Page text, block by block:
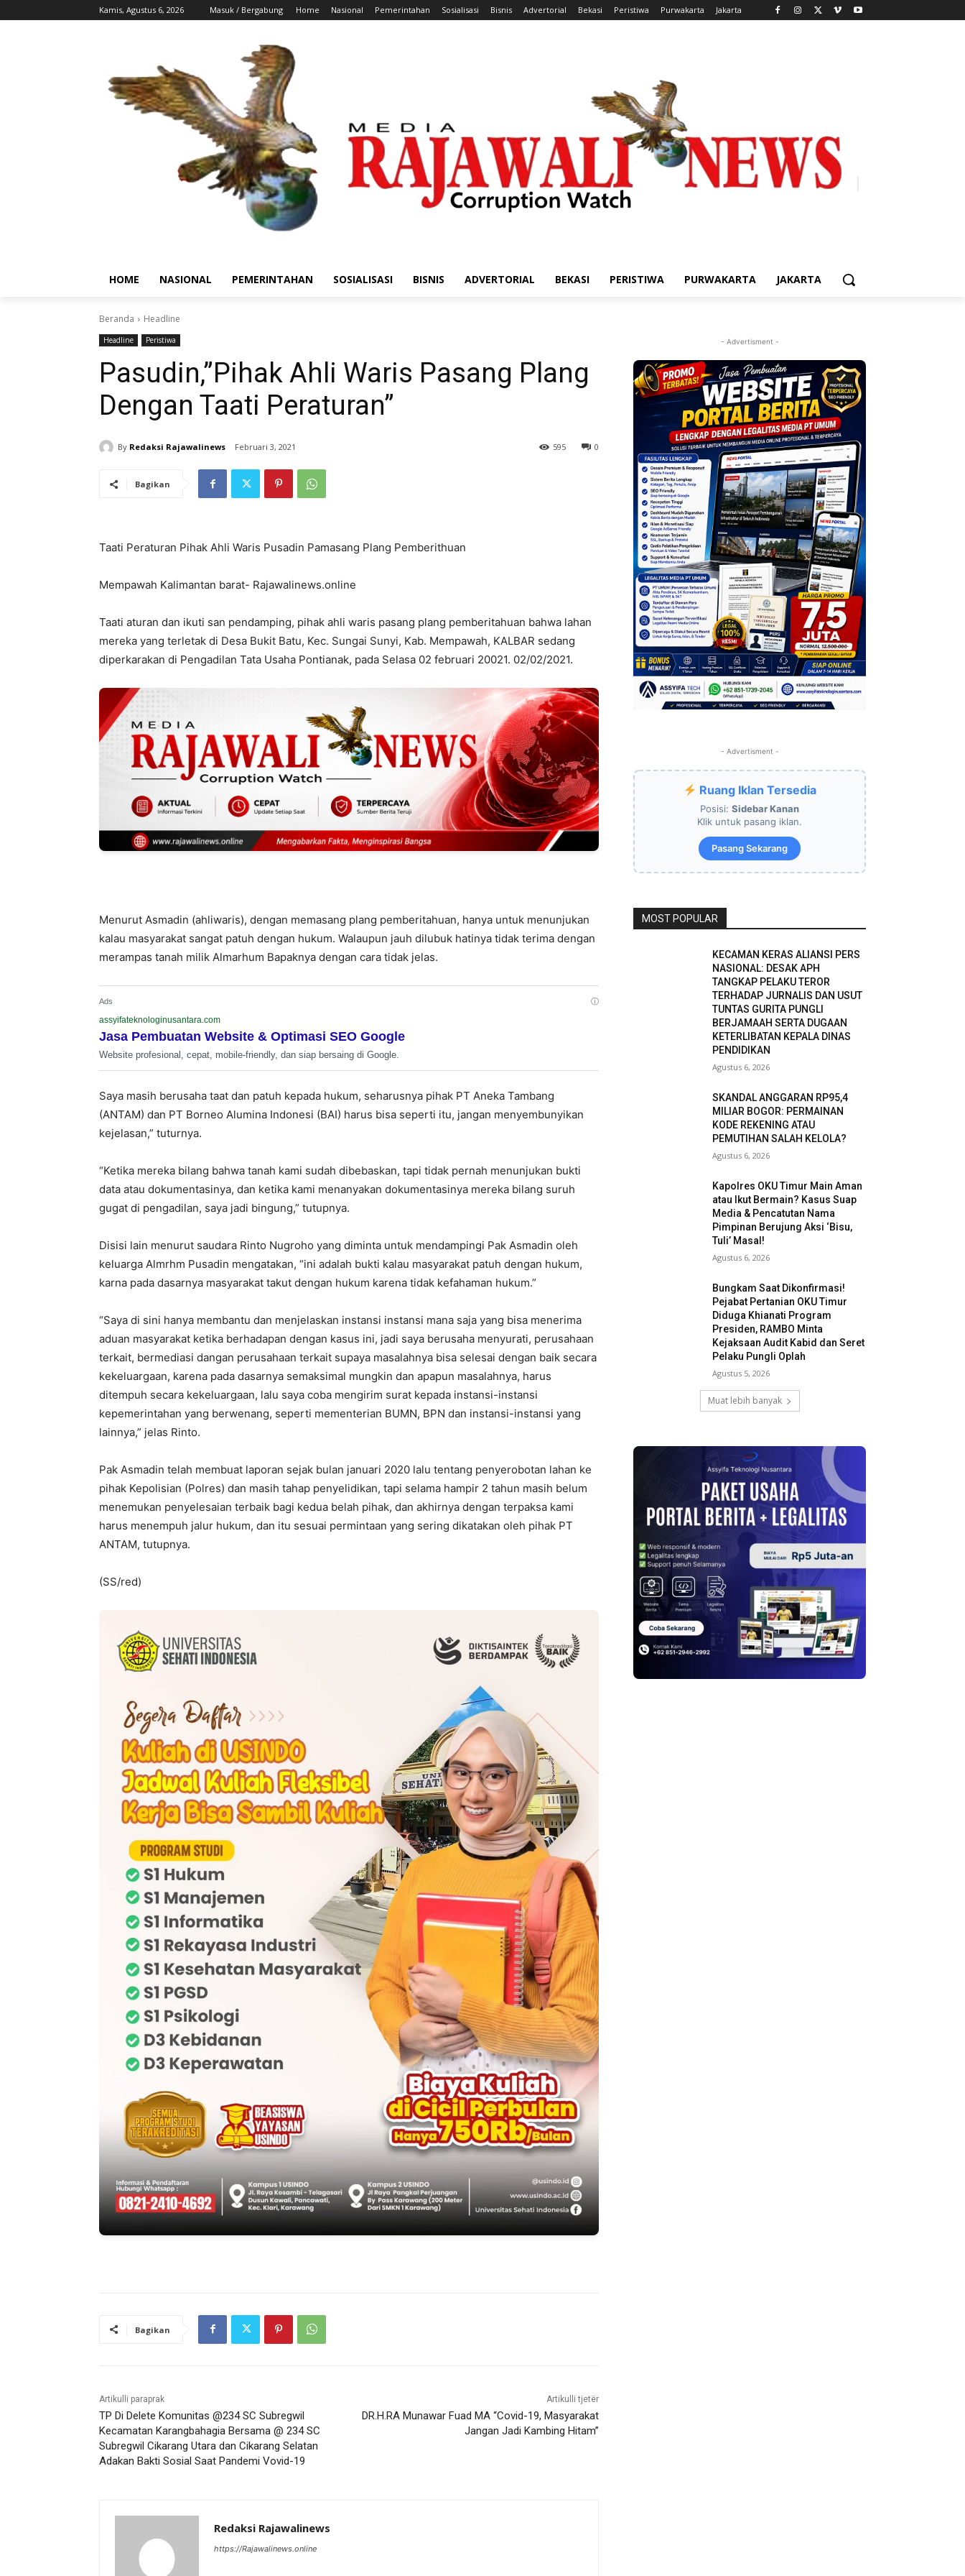
Kamis, Agustus 6, 2026 Masuk / Bergabung Home Nasional Pemerintahan Sosialisasi Bisnis Advertorial Bekasi Peristiwa Purwakarta Jakarta
HOME NASIONAL PEMERINTAHAN SOSIALISASI BISNIS ADVERTORIAL BEKASI PERISTIWA PURWAKARTA JAKARTA
Beranda Headline
Headline Peristiwa
Pasudin,”Pihak Ahli Waris Pasang Plang
Dengan Taati Peraturan”
By Redaksi Rajawalinews Februari 3, 2021 0
595
Bagikan
Taati Peraturan Pihak Ahli Waris Pusadin Pamasang Plang Pemberithuan
Mempawah Kalimantan barat- Rajawalinews.online
Taati aturan dan ikuti san pendamping, pihak ahli waris pasang plang pemberitahuan bahwa lahan
mereka yang terletak di Desa Bukit Batu, Kec. Sungai Sunyi, Kab. Mempawah, KALBAR sedang
diperkarakan di Pengadilan Tata Usaha Pontianak, pada Selasa 02 februari 20021. 02/02/2021.
Menurut Asmadin (ahliwaris), dengan memasang plang pemberitahuan, hanya untuk menunjukan
kalau masyarakat sangat patuh dengan hukum. Walaupun jauh dilubuk hatinya tidak terima dengan
merampas tanah milik Almarhum Bapaknya dengan cara tidak jelas.
Ads ⓘ
assyifateknologinusantara.com
Jasa Pembuatan Website & Optimasi SEO Google
Website profesional, cepat, mobile-friendly, dan siap bersaing di Google.
Saya masih berusaha taat dan patuh kepada hukum, seharusnya pihak PT Aneka Tambang
(ANTAM) dan PT Borneo Alumina Indonesi (BAI) harus bisa seperti itu, jangan menyembunyikan
kejelasan,” tuturnya.
“Ketika mereka bilang bahwa tanah kami sudah dibebaskan, tapi tidak pernah menunjukan bukti
data atau dokumentasinya, dan ketika kami menanyakan dokumentasinya mereka bilang suruh
gugat di pengadilan, saya jadi bingung,” tutupnya.
Disisi lain menurut saudara Rinto Nugroho yang diminta untuk mendampingi Pak Asmadin oleh
keluarga Almrhm Pusadin mengatakan, “ini adalah bukti kalau masyarakat patuh dengan hukum,
karna pada dasarnya masyarakat takut dengan hukum karena tidak kefahaman hukum.”
“Saya di sini hanya membantu dan menjelaskan instansi instansi mana saja yang bisa menerima
aduan masyarakat ketika berhadapan dengan kasus ini, jadi saya berusaha menyurati, perusahaan
terkait, bermediasi dangan perusahaan terkait supaya masalahnya bisa selesai dengan baik secara
kekeluargaan, karena pada dasarnya semaksimal mungkin dan apapun masalahnya, harus
ditempuh secara kekeluargaan, lalu saya coba mengirim surat kepada instansi-instansi
kepemerintahan yang berwenang, seperti mementerian BUMN, BPN dan instansi-instansi yang
lainnya,” jelas Rinto.
Pak Asmadin telah membuat laporan sejak bulan januari 2020 lalu tentang penyerobotan lahan ke
pihak Kepolisian (Polres) dan masih tahap penyelidikan, tapi selama hampir 2 tahun masih belum
menemukan penyelesaian terbaik bagi kedua belah pihak, dan akhirnya dengan terpaksa kami
harus menempuh jalur hukum, dan itu sesuai permintaan yang sering dikatakan oleh pihak PT
ANTAM, tutupnya.
(SS/red)
Bagikan
Artikulli paraprak
TP Di Delete Komunitas @234 SC Subregwil
Kecamatan Karangbahagia Bersama @ 234 SC
Subregwil Cikarang Utara dan Cikarang Selatan
Adakan Bakti Sosial Saat Pandemi Vovid-19
Artikulli tjetër
DR.H.RA Munawar Fuad MA “Covid-19, Masyarakat
Jangan Jadi Kambing Hitam”
Redaksi Rajawalinews
https://Rajawalinews.online
- Advertisment -
- Advertisment -
Ruang Iklan Tersedia
Posisi: Sidebar Kanan
Klik untuk pasang iklan.
Pasang Sekarang
MOST POPULAR
KECAMAN KERAS ALIANSI PERS
NASIONAL: DESAK APH
TANGKAP PELAKU TEROR
TERHADAP JURNALIS DAN USUT
TUNTAS GURITA PUNGLI
BERJAMAAH SERTA DUGAAN
KETERLIBATAN KEPALA DINAS
PENDIDIKAN
Agustus 6, 2026
SKANDAL ANGGARAN RP95,4
MILIAR BOGOR: PERMAINAN
KODE REKENING ATAU
PEMUTIHAN SALAH KELOLA?
Agustus 6, 2026
Kapolres OKU Timur Main Aman
atau Ikut Bermain? Kasus Suap
Media & Pencatutan Nama
Pimpinan Berujung Aksi ‘Bisu,
Tuli’ Masal!
Agustus 6, 2026
Bungkam Saat Dikonfirmasi!
Pejabat Pertanian OKU Timur
Diduga Khianati Program
Presiden, RAMBO Minta
Kejaksaan Audit Kabid dan Seret
Pelaku Pungli Oplah
Agustus 5, 2026
Muat lebih banyak